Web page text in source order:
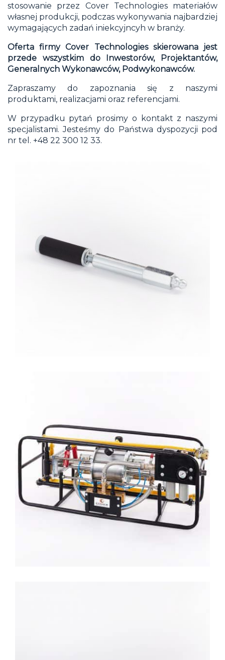
stosowanie przez Cover Technologies materiałów
własnej produkcji, podczas wykonywania najbardziej
wymagających zadań iniekcyjncyh w branży.
Oferta firmy Cover Technologies skierowana jest
przede wszystkim do Inwestorów, Projektantów,
Generalnych Wykonawców, Podwykonawców.
Zapraszamy do zapoznania się z naszymi
produktami, realizacjami oraz referencjami.
W przypadku pytań prosimy o kontakt z naszymi
specjalistami. Jesteśmy do Państwa dyspozycji pod
nr tel. +48 22 300 12 33.